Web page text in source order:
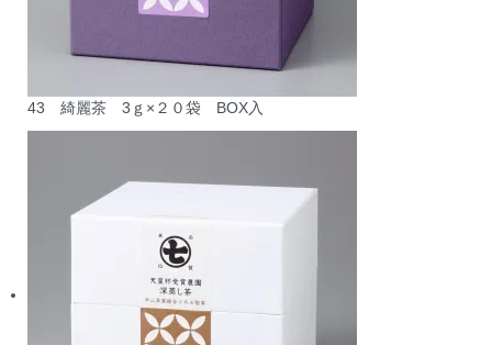
43 綺麗茶 3ｇ×２０袋 BOX入